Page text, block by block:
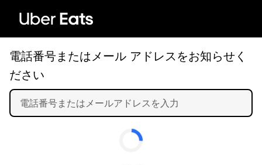
電話番号またはメール アドレスをお知らせく
ださい